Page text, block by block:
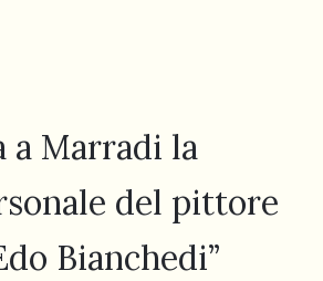
a Marradi la
del pittore
Bianchedi”